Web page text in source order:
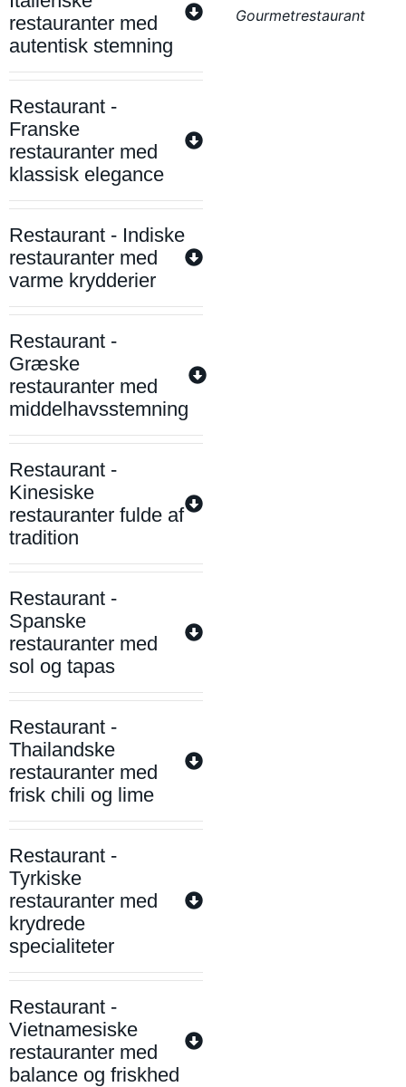
restauranter med
autentisk stemning
Restaurant -
Franske
restauranter med
klassisk elegance
Restaurant - Indiske
restauranter med
varme krydderier
Restaurant -
Græske
restauranter med
middelhavsstemning
Restaurant -
Kinesiske
restauranter fulde af
tradition
Restaurant -
Spanske
restauranter med
sol og tapas
Restaurant -
Thailandske
restauranter med
frisk chili og lime
Restaurant -
Tyrkiske
restauranter med
krydrede
specialiteter
Restaurant -
Vietnamesiske
restauranter med
balance og friskhed
Gourmetrestaurant